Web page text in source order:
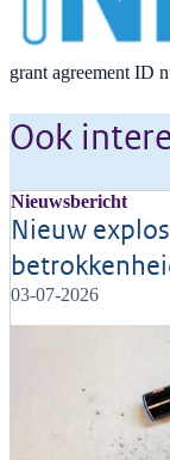
grant agreement ID
Ook
Nieuwsbericht
Nieuw
03-07-2026